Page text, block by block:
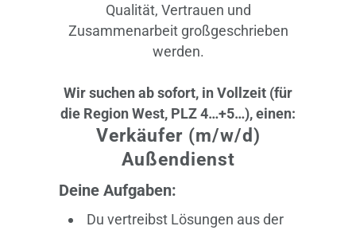
Qualität, Vertrauen und
Zusammenarbeit großgeschrieben
werden.
Wir suchen ab sofort, in Vollzeit (für
die Region West, PLZ 4…+5…), einen:
Verkäufer (m/w/d)
Außendienst
Deine Aufgaben:
Du vertreibst Lösungen aus der